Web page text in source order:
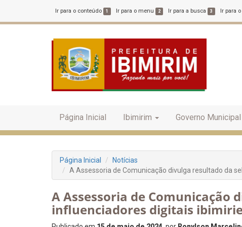
Ir para o conteúdo 1 Ir para o menu 2 Ir para a busca 3 Ir para
Página Inicial Ibimirim Governo Municipal
Página Inicial
Notícias
A Assessoria de Comunicação divulga resultado da
A Assessoria de Comunicação
influenciadores digitais